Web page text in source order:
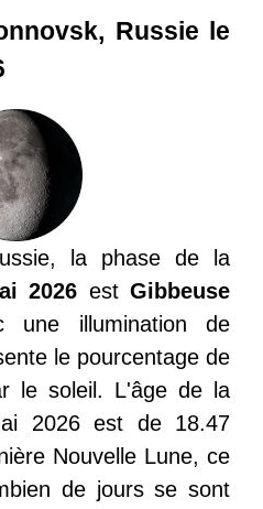
Russie le
la phase de la
2026 estGibbeuse
une illumination de
le pourcentage de
le soleil. L'âge de la
2026 est de 18.47
Nouvelle Lune, ce
de jours se sont